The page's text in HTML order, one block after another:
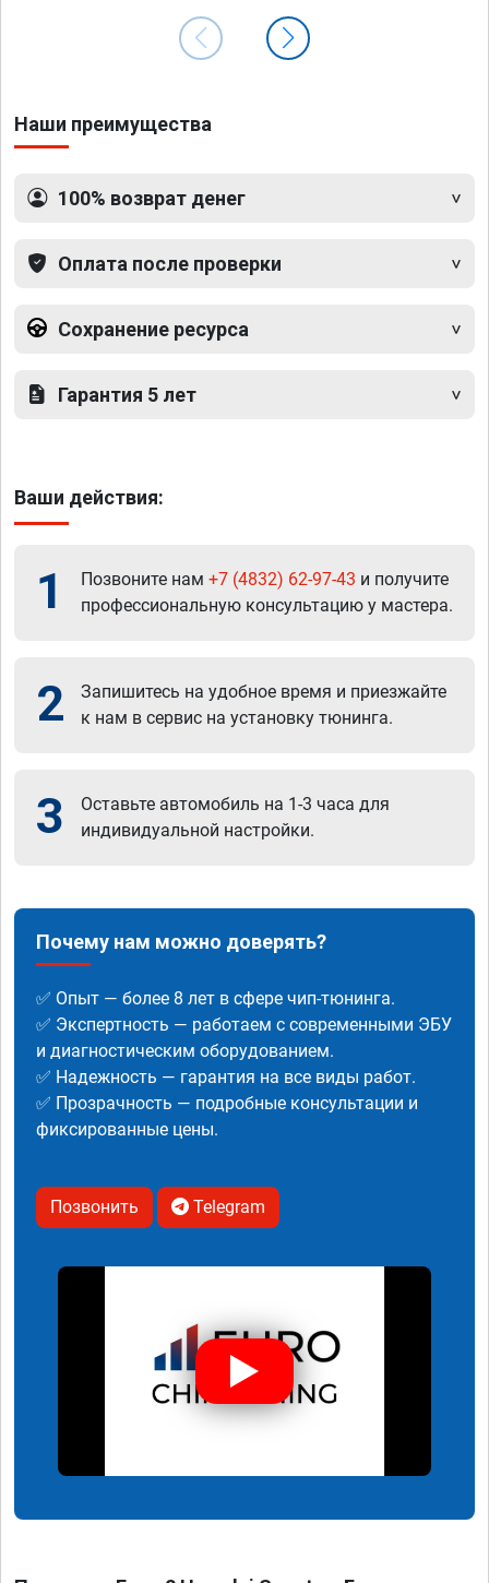
Наши преимущества
100% возврат денег
Оплата после проверки
Сохранение ресурса
Гарантия 5 лет
Ваши действия:
1 Позвоните нам +7 (4832) 62-97-43 и получите
профессиональную консультацию у мастера.
2
Запишитесь на удобное время и приезжайте
к нам в сервис на установку тюнинга.
3
Оставьте автомобиль на 1-3 часа для
индивидуальной настройки.
Почему нам можно доверять?
✅ Опыт — более 8 лет в сфере чип-тюнинга.
✅ Экспертность — работаем с современными ЭБУ
и диагностическим оборудованием.
✅ Надежность — гарантия на все виды работ.
✅ Прозрачность — подробные консультации и
фиксированные цены.
Позвонить Telegram